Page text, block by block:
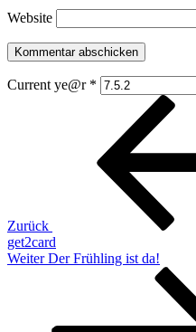
Website
Current ye@r *
Beitragsnavigation
Zurück
get2card
Nächster
Weiter Der Frühling ist da!